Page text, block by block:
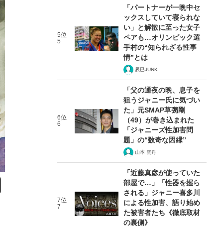
5位
5
「パートナーが一晩中セ
ックスしていて寝られな
い」と解散に至った女子
ペアも…オリンピック選
手村の“知られざる性事
情”とは
辰巳JUNK
6位
6
「父の通夜の晩、息子を
狙うジャニー氏に気づい
た」元SMAP草彅剛
（49）が巻き込まれた
「ジャニーズ性加害問
題」の“数奇な因縁”
山本 雲丹
7位
7
「近藤真彦が使っていた
部屋で…」「性器を握ら
される」ジャニー喜多川
による性加害、語り始め
た被害者たち《徹底取材
の裏側》